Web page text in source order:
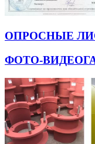
ОПРОСНЫЕ
ФОТО-